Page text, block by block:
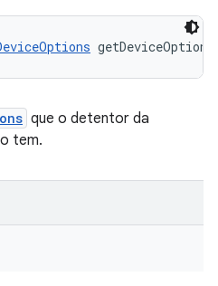
que o detentor da
tem.